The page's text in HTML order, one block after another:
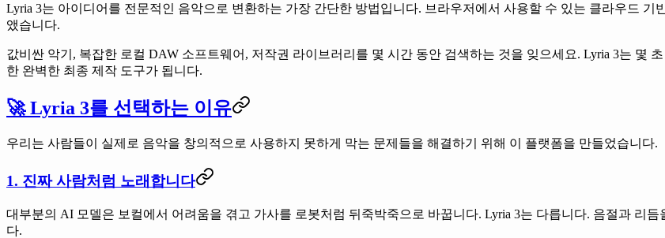
Lyria 3는 아이디어를 전문적인 음악으로 변환하는 가장 간단한 방법입니다. 브라우저에서 사용할 수 있는 클라우드 기
앴습니다.
값비싼 악기, 복잡한 로컬 DAW 소프트웨어, 저작권 라이브러리를 몇 시간 동안 검색하는 것을 잊으세요. Lyria 3는 몇
한 완벽한 최종 제작 도구가 됩니다.
🚀 Lyria 3를 선택하는 이유
우리는 사람들이 실제로 음악을 창의적으로 사용하지 못하게 막는 문제들을 해결하기 위해 이 플랫폼을 만들었습니다.
1. 진짜 사람처럼 노래합니다
대부분의 AI 모델은 보컬에서 어려움을 겪고 가사를 로봇처럼 뒤죽박죽으로 바꿉니다. Lyria 3는 다릅니다. 음절과 리듬
다.